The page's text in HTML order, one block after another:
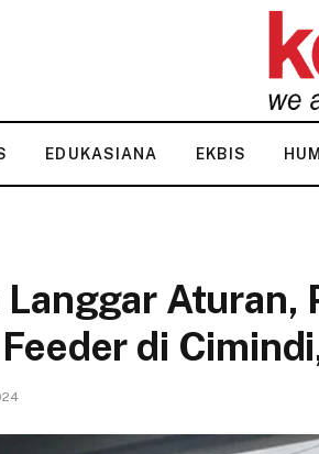
EDUKASIANA EKBIS
Langgar Aturan,
di